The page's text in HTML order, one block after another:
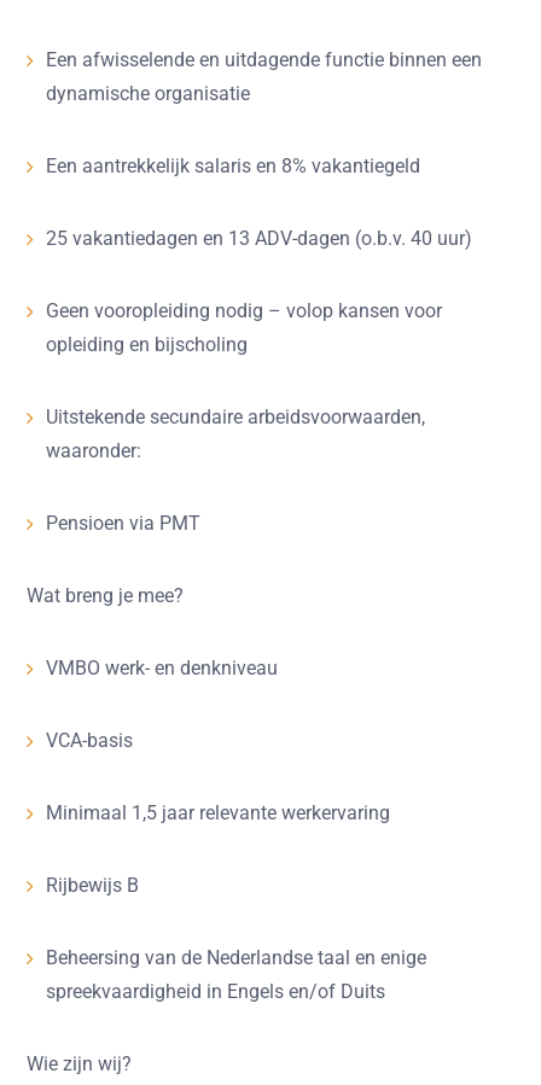
Een afwisselende en uitdagende functie binnen een
dynamische organisatie
Een aantrekkelijk salaris en 8% vakantiegeld
25 vakantiedagen en 13 ADV-dagen (o.b.v. 40 uur)
Geen vooropleiding nodig – volop kansen voor
opleiding en bijscholing
Uitstekende secundaire arbeidsvoorwaarden,
waaronder:
Pensioen via PMT
Wat breng je mee?
VMBO werk- en denkniveau
VCA-basis
Minimaal 1,5 jaar relevante werkervaring
Rijbewijs B
Beheersing van de Nederlandse taal en enige
spreekvaardigheid in Engels en/of Duits
Wie zijn wij?